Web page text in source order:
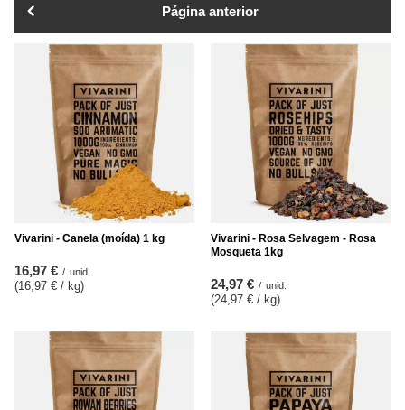
Página anterior
Vivarini - Canela (moída) 1 kg
16,97 € / unid.
(16,97 € / kg)
Vivarini - Rosa Selvagem - Rosa
Mosqueta 1kg
24,97 € / unid.
(24,97 € / kg)